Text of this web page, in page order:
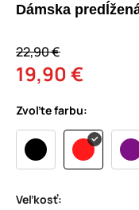
Dámska
22,90 €
19,90 €
Zvoľte farbu:
Veľkosť: